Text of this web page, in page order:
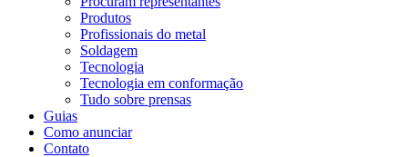
Produtos
Profissionais do metal
Soldagem
Tecnologia
Tecnologia em conformação
Tudo sobre prensas
Guias
Como anunciar
Contato